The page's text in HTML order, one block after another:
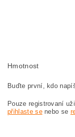
Hmotnost
Buďte první, kdo
Pouze registrovaní
přihlaste senebo se